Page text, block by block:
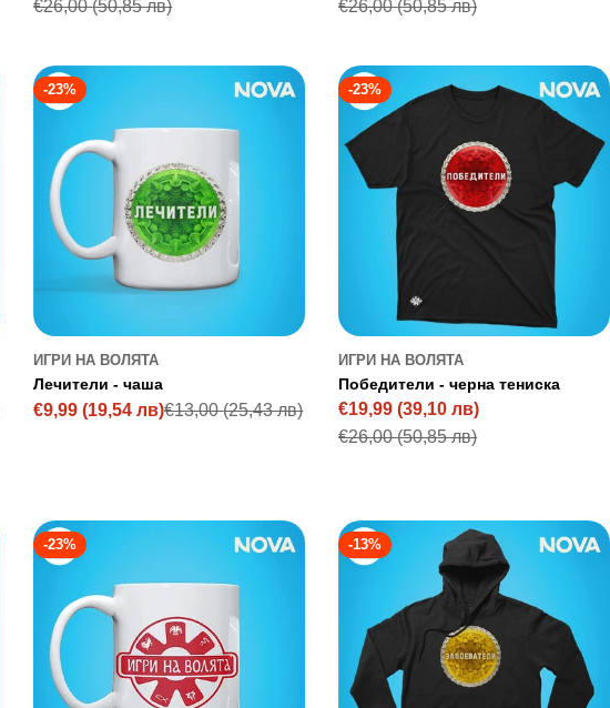
€26,00(50,85 лв) €26,00(50,85 лв)
-23%
ИГРИ НА ВОЛЯТА
Лечители - чаша
Sale
€9,99(19,54 лв)
Regular
€13,00(25,43 лв)
-23%
ИГРИ НА ВОЛЯТА
Победители - черна тениска
Sale
€19,99(39,10 лв)
Regular
€26,00(50,85 лв)
-23% -13%